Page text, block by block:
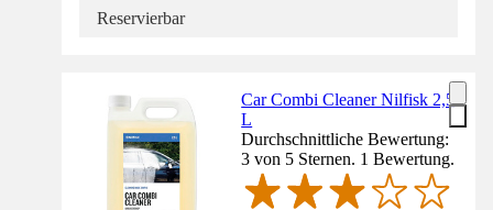
Reservierbar
Car Combi Cleaner Nilfisk 2,5
L
Durchschnittliche Bewertung:
3 von 5 Sternen. 1 Bewertung.